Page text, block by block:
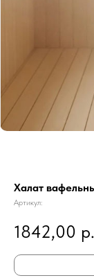
Халат
Артикул:
1842,00 р.